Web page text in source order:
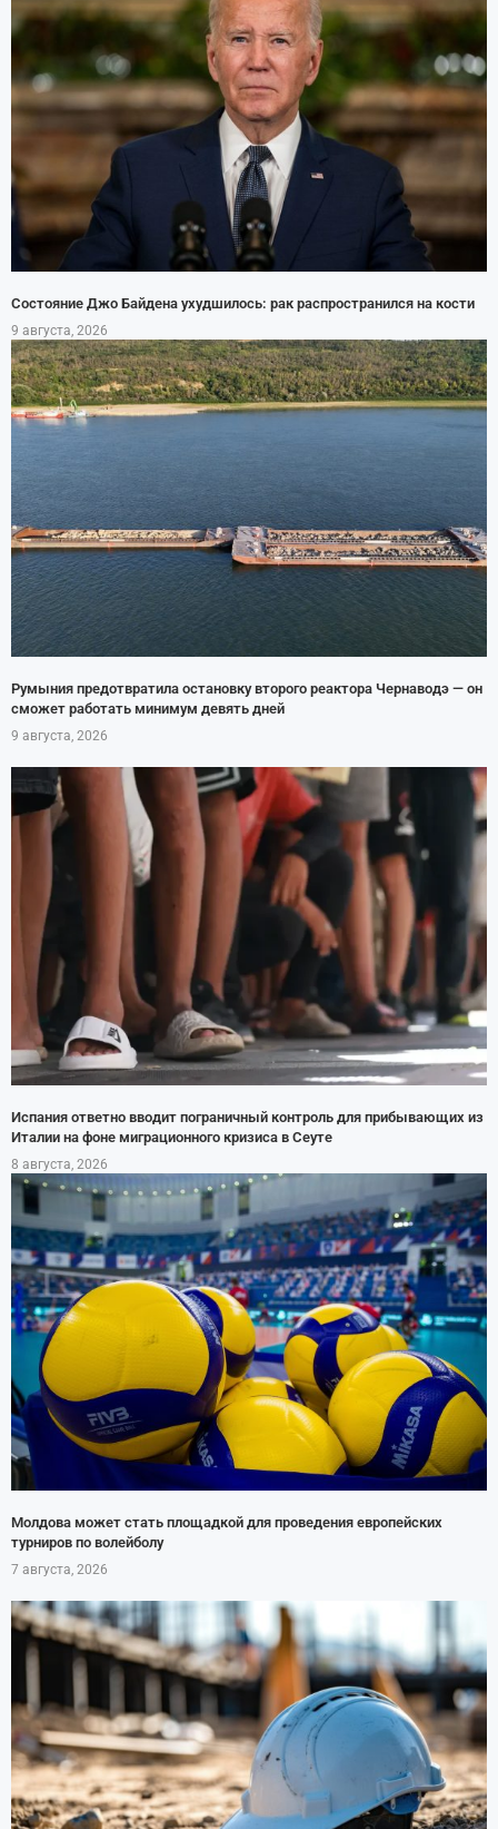
Состояние Джо Байдена ухудшилось: рак распространился на кости
9 августа, 2026
Румыния предотвратила остановку второго реактора Чернаводэ — он
сможет работать минимум девять дней
9 августа, 2026
Испания ответно вводит пограничный контроль для прибывающих из
Италии на фоне миграционного кризиса в Сеуте
8 августа, 2026
Молдова может стать площадкой для проведения европейских
турниров по волейболу
7 августа, 2026